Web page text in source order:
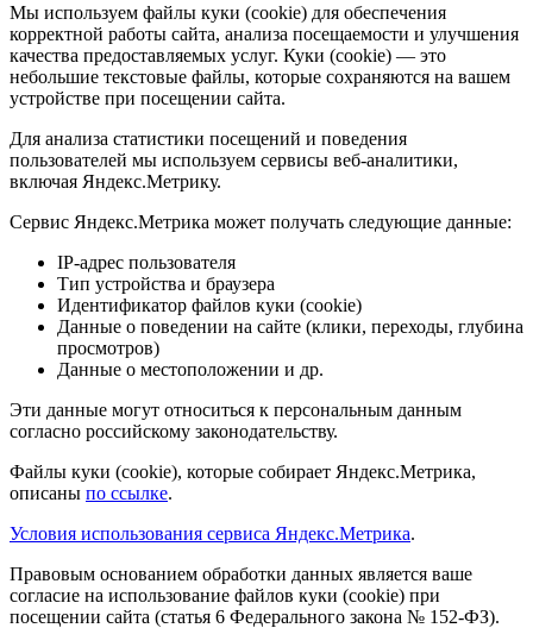
Мы используем файлы куки (cookie) для обеспечения
корректной работы сайта, анализа посещаемости и улучшения
качества предоставляемых услуг. Куки (cookie) — это
небольшие текстовые файлы, которые сохраняются на вашем
устройстве при посещении сайта.
Для анализа статистики посещений и поведения
пользователей мы используем сервисы веб-аналитики,
включая Яндекс.Метрику.
Сервис Яндекс.Метрика может получать следующие данные:
IP-адрес пользователя
Тип устройства и браузера
Идентификатор файлов куки (cookie)
Данные о поведении на сайте (клики, переходы, глубина
просмотров)
Данные о местоположении и др.
Эти данные могут относиться к персональным данным
согласно российскому законодательству.
Файлы куки (cookie), которые собирает Яндекс.Метрика,
описаны по ссылке.
Условия использования сервиса Яндекс.Метрика.
Правовым основанием обработки данных является ваше
согласие на использование файлов куки (cookie) при
посещении сайта (статья 6 Федерального закона № 152-ФЗ).